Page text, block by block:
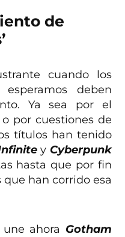
de
cuando los
deben
Ya sea por el
por cuestiones de
títulos han tenido
y Cyberpunk
hasta que por fin
han corrido esa
ahora Gotham